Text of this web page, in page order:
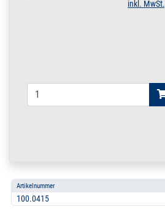
inkl.
Artikelnummer
100.0415